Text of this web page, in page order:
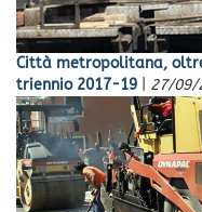
Città metropolitana,
triennio 2017-19
27/09/